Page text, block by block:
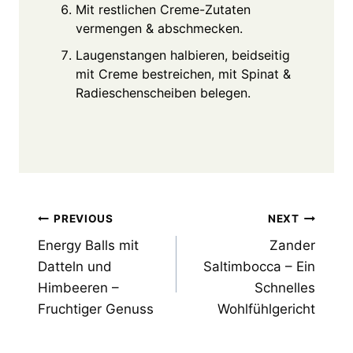
Mit restlichen Creme-Zutaten
vermengen & abschmecken.
Laugenstangen halbieren, beidseitig
mit Creme bestreichen, mit Spinat &
Radieschenscheiben belegen.
Post
navigation
PREVIOUS
Energy Balls mit
Datteln und
Himbeeren –
Fruchtiger Genuss
NEXT
Zander
Saltimbocca – Ein
Schnelles
Wohlfühlgericht